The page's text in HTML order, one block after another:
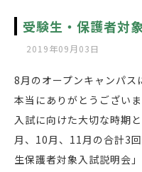
受験生・保護者対
2019年09月03日
8月のオープンキャンパス
本当にありがとうござい
入試に向けた大切な時期
月、10月、11月の合計3
生保護者対象入試説明会